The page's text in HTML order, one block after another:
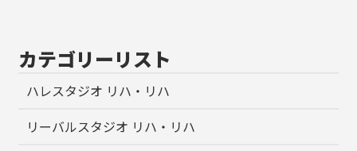
カテゴリーリスト
ハレスタジオ リハ・リハ
リーバルスタジオ リハ・リハ